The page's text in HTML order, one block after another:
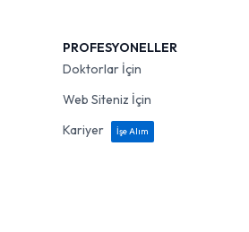
PROFESYONELLER
Doktorlar İçin
Web Siteniz İçin
Kariyer
İşe Alım